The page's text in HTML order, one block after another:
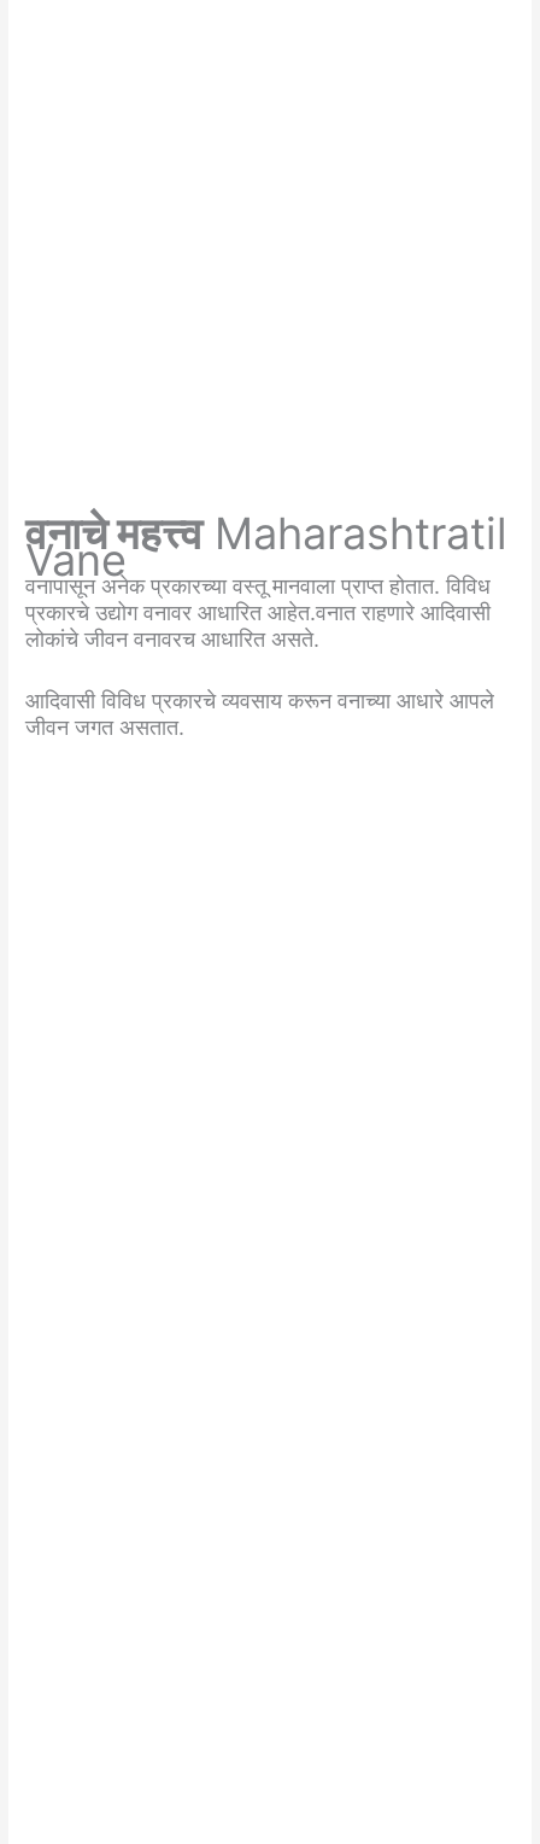
वनाचे महत्त्वMaharashtratil
Vane
वनापासून अनेक प्रकारच्या वस्तू मानवाला प्राप्त होतात. विविध
प्रकारचे उद्योग वनावर आधारित आहेत.वनात राहणारे आदिवासी
लोकांचे जीवन वनावरच आधारित असते.
आदिवासी विविध प्रकारचे व्यवसाय करून वनाच्या आधारे आपले
जीवन जगत असतात.